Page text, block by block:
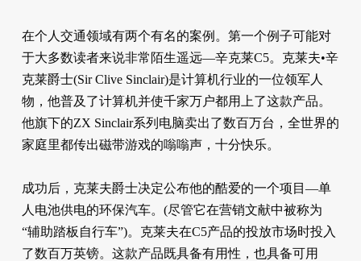
在个人交通领域有两个有名的案例。第一个例子可能对
于大多数读者来说非常陌生遥远—辛克莱C5。克莱夫•辛
克莱爵士(Sir Clive Sinclair)是计算机行业的一位领军人
物，他普及了计算机并使千家万户都用上了这款产品。
他旗下的ZX Sinclair系列电脑卖出了数百万台，全世界的
家庭里都传出磁带游戏的嗡嗡声，十分快乐。
成功后，克莱夫爵士决定公布他的酷爱的一个项目—单
人电池供电的环保汽车。(尽管它在营销文献中被称为
“辅助踏板自行车”)。克莱夫在C5产品的投放市场时投入
了数百万英镑。这款产品既具备有用性，也具备可用